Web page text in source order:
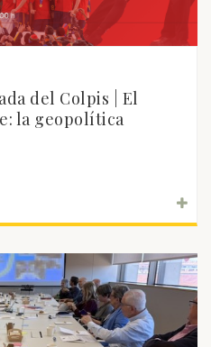
del Colpis | El
la geopolítica